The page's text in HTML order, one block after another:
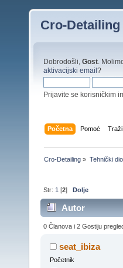
Cro-Detailing
Dobrodošli, Gost .
aktivacijski email?
Prijavite se korisničkim
Početna Pomoć Traži
Cro-Detailing » Tehnički dio
Str: 1 [2]Dolje
Autor
0 Članova i 2 Gostiju
seat_ibiza
Početnik